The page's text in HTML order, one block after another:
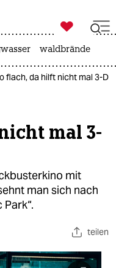

taz zahl ich
waldbrände
flach, da hilft nicht mal 3-D
mal 3-
mit
man sich nach
teilen